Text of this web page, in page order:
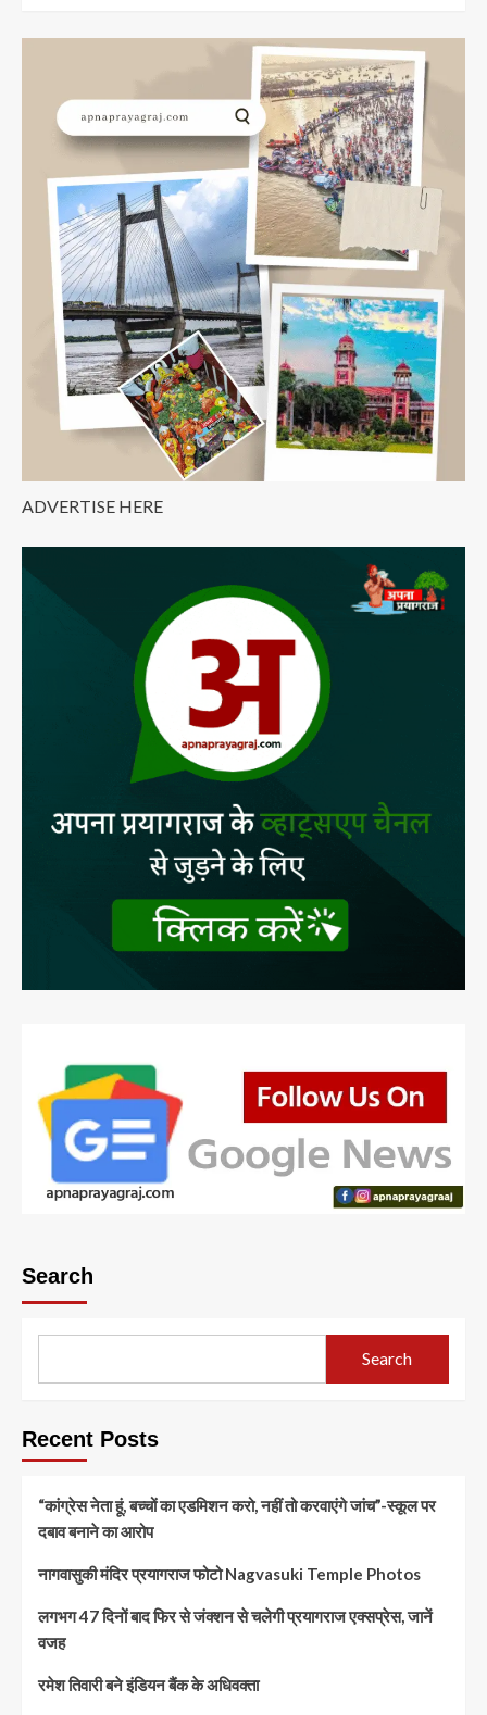
सीएम
माघ
मेला-2024
के
एवं
महाकुम्भ-2025
की
तैयारियों
की
समीक्षा
की
ADVERTISE HERE
Search
Search
Recent Posts
“कांग्रेस नेता हूं, बच्चों का एडमिशन करो, नहीं तो करवाएंगे जांच”-स्कूल पर
दबाव बनाने का आरोप
नागवासुकी मंदिर प्रयागराज फोटो Nagvasuki Temple Photos
लगभग 47 दिनों बाद फिर से जंक्शन से चलेगी प्रयागराज एक्सप्रेस, जानें
वजह
रमेश तिवारी बने इंडियन बैंक के अधिवक्ता